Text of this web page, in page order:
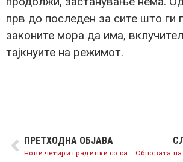
прв до последен за сите што ги
законите мора да има,
тајкнуите на режимот.
ПРЕТХОДНА ОБЈАВА